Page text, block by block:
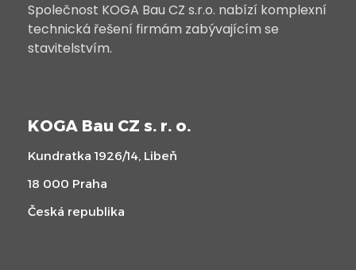
Společnost KOGA Bau CZ s.r.o. nabízí komplexní
technická řešení firmám zabývajícím se
stavitelstvím.
KOGA Bau CZ s. r. o.
Kundratka 1926/14, Libeň
18 000 Praha
Česká republika